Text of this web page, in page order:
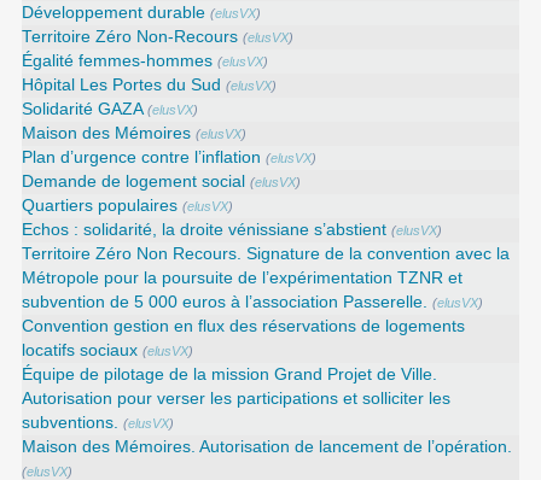
Développement durable (elusVX)
Territoire Zéro Non-Recours (elusVX)
Égalité femmes-hommes (elusVX)
Hôpital Les Portes du Sud (elusVX)
Solidarité GAZA (elusVX)
Maison des Mémoires (elusVX)
Plan d’urgence contre l’inflation (elusVX)
Demande de logement social (elusVX)
Quartiers populaires (elusVX)
Echos : solidarité, la droite vénissiane s’abstient (elusVX)
Territoire Zéro Non Recours. Signature de la convention avec la
Métropole pour la poursuite de l’expérimentation TZNR et
subvention de 5 000 euros à l’association Passerelle. (elusVX)
Convention gestion en flux des réservations de logements
locatifs sociaux (elusVX)
Équipe de pilotage de la mission Grand Projet de Ville.
Autorisation pour verser les participations et solliciter les
subventions. (elusVX)
Maison des Mémoires. Autorisation de lancement de l’opération.
(elusVX)